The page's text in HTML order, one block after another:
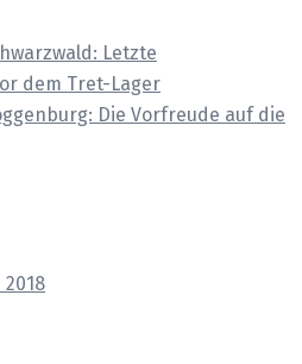
Letzte
dem Tret-Lager
Die Vorfreude auf die